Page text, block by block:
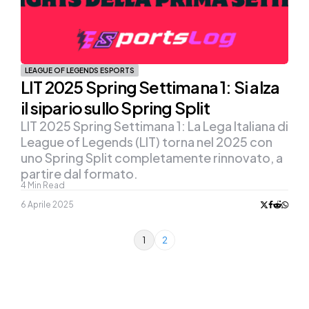
LEAGUE OF LEGENDS ESPORTS
LIT 2025 Spring Settimana 1: Si alza
il sipario sullo Spring Split
4 Min Read
LIT 2025 Spring Settimana 1: La Lega Italiana di
League of Legends (LIT) torna nel 2025 con
uno Spring Split completamente rinnovato, a
partire dal formato.
6 Aprile 2025
1 2